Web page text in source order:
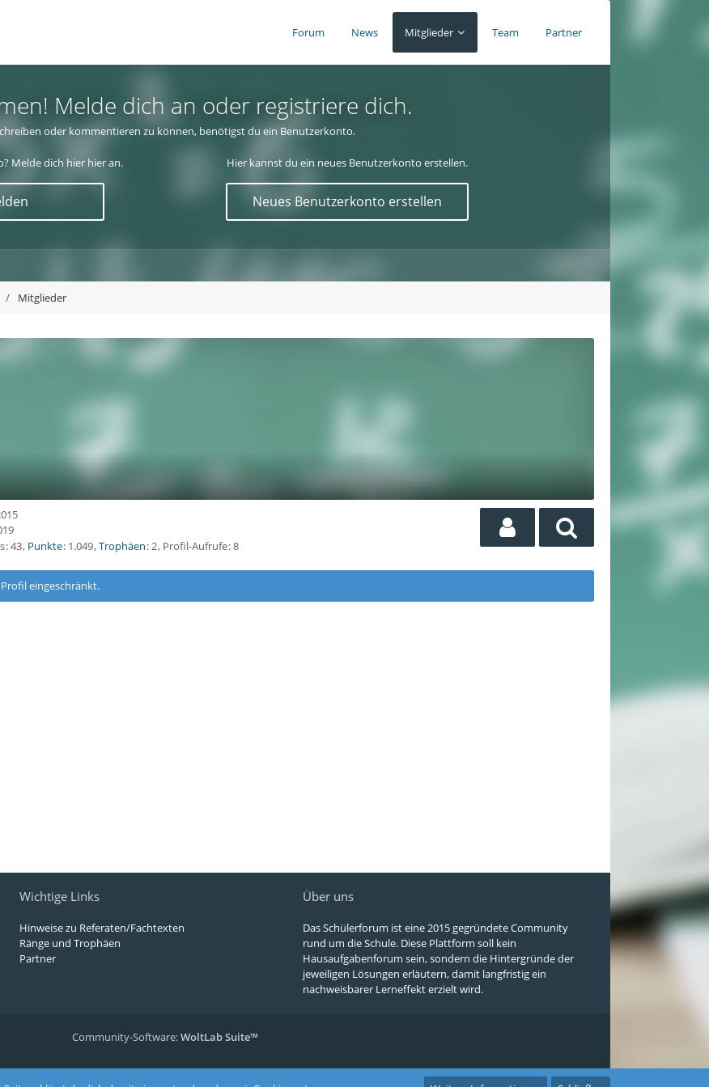
Forum News Mitglieder Team Partner
Melde dich an oder registriere dich.
oder kommentieren zu können, benötigst du ein Benutzerkonto.
Melde dich hier hier an. Hier kannst du ein neues Benutzerkonto erstellen.
Neues Benutzerkonto erstellen
Mitglieder
43 Punkte 1.049 Trophäen 2 Profil-Aufrufe 8
eingeschränkt.
Wichtige Links
Hinweise zu Referaten/Fachtexten
Ränge und Trophäen
Partner
Über uns
Das Schülerforum ist eine 2015 gegründete Community
rund um die Schule. Diese Plattform soll kein
Hausaufgabenforum sein, sondern die Hintergründe der
jeweiligen Lösungen erläutern, damit langfristig ein
nachweisbarer Lerneffekt erzielt wird.
Community-Software:WoltLab Suite™